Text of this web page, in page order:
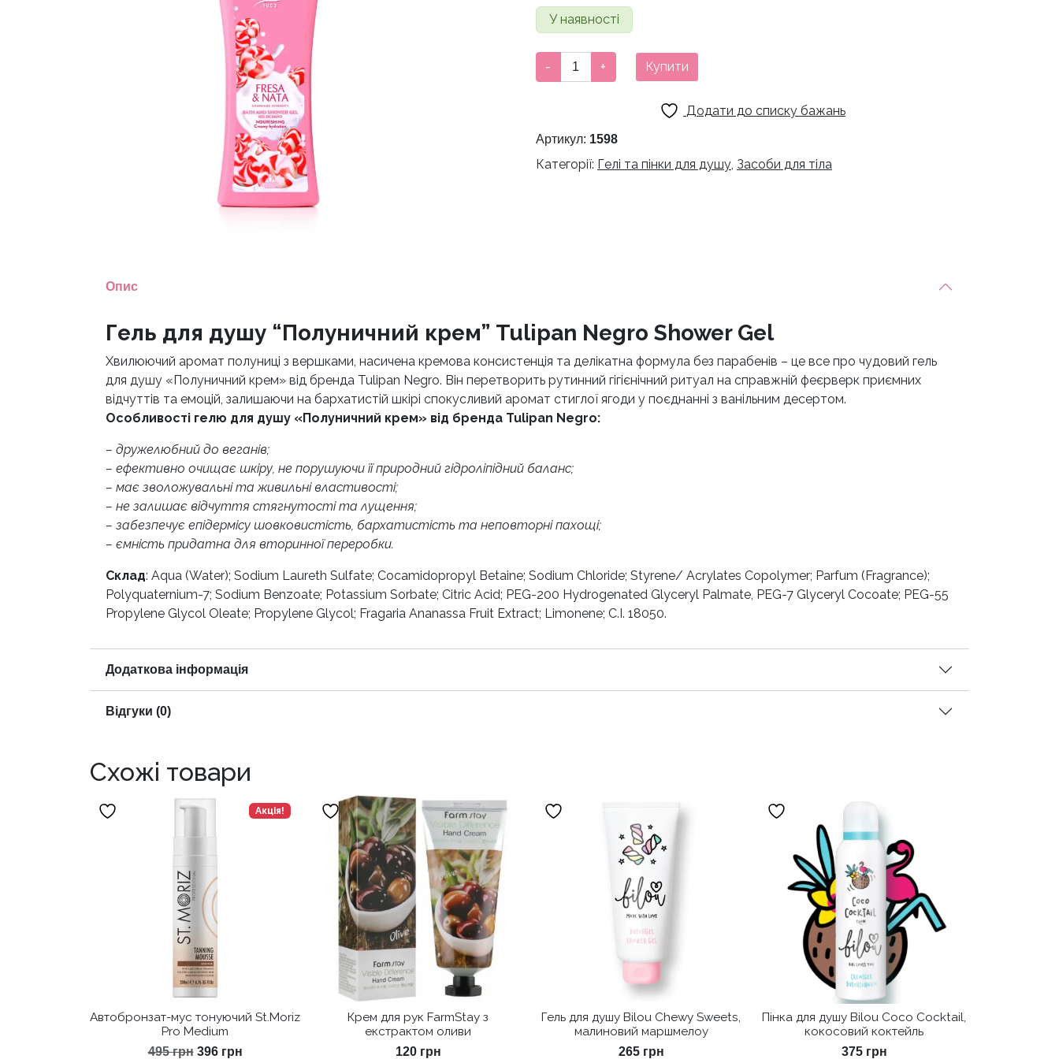
У наявності
для
крем"
- + Купити
Додати до списку бажань
Артикул: 1598
Категорії: Гелі та пінки для душу, Засоби для тіла
Опис
Гель для душу “Полуничний крем” Tulipan Negro Shower Gel
Хвилюючий аромат полуниці з вершками, насичена кремова консистенція та делікатна формула без парабенів – це все про чудовий гель
для душу «Полуничний крем» від бренда Tulipan Negro. Він перетворить рутинний гігієнічний ритуал на справжній феєрверк приємних
відчуттів та емоцій, залишаючи на бархатистій шкірі спокусливий аромат стиглої ягоди у поєднанні з ванільним десертом.
Особливості гелю для душу «Полуничний крем» від бренда Tulipan Negro:
– дружелюбний до веганів;
– ефективно очищає шкіру, не порушуючи її природний гідроліпідний баланс;
– має зволожувальні та живильні властивості;
– не залишає відчуття стягнутості та лущення;
– забезпечує епідермісу шовковистість, бархатистість та неповторні пахощі;
– ємність придатна для вторинної переробки.
Склад: Aqua (Water); Sodium Laureth Sulfate; Cocamidopropyl Betaine; Sodium Chloride; Styrene/ Acrylates Copolymer; Parfum (Fragrance);
Polyquaternium-7; Sodium Benzoate; Potassium Sorbate; Citric Acid; PEG-200 Hydrogenated Glyceryl Palmate, PEG-7 Glyceryl Cocoate; PEG-55
Propylene Glycol Oleate; Propylene Glycol; Fragaria Ananassa Fruit Extract; Limonene; C.I. 18050.
Додаткова інформація
Відгуки (0)
Схожі товари
Акція!
Автобронзат-мус тонуючий St.Moriz
Pro Medium
495грн Оригінальна
396 грнПоточна
Крем для рук FarmStay з
екстрактом оливи
120 грн
Гель для душу Bilou Chewy Sweets,
малиновий маршмелоу
265 грн
Пінка для душу Bilou Coco Cocktail,
кокосовий коктейль
375 грн